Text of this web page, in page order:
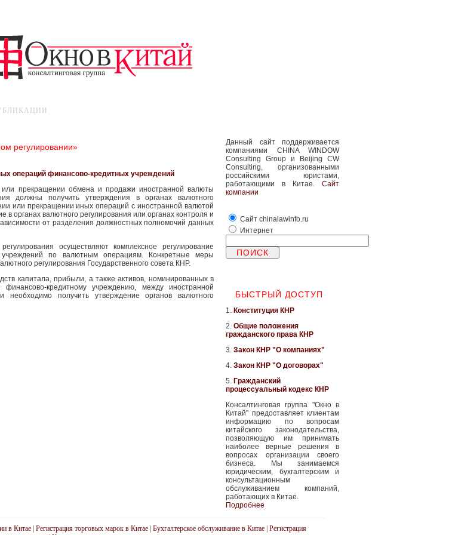
регулировании»
операций финансово-кредитных учреждений
прекращении обмена и продажи иностранной валюты
должны получить утверждения в органах валютного
или прекращении иных операций с иностранной валютой
в органах валютного регулирования или органах контроля и
от разделения должностных полномочий данных
осуществляют комплексное регулирование
учреждений по валютным операциям. Конкретные меры
регулирования Государственного совета КНР.
капитала, прибыли, а также активов, номинированных в
кредитному учреждению, между иностранной
получить утверждение органов валютного
Данный сайт поддерживается
компаниями CHINA WINDOW
Consulting Group и Beijing CW
Consulting, организованными
российскими юристами,
работающими в Китае. Сайт
компании
Сайт chinalawinfo.ru
Интернет
БЫСТРЫЙ ДОСТУП
1. Конституция КНР
2. Общие положения
гражданского права КНР
3. Закон КНР "О компаниях"
4. Закон КНР "О договорах"
5. Гражданский
процессуальный кодекс КНР
Консалтинговая группа "Окно в
Китай" предоставляет клиентам
информацию по вопросам
китайского законодательства,
позволяющую им принимать
наиболее верные решения в
вопросах организации своего
бизнеса. Мы занимаемся
юридическим, бухгалтерским и
консультационным
обслуживанием компаний,
работающих в Китае.
Подробнее
в Китае |Регистрация торговых марок в Китае |Бухгалтерское обслуживание в Китае |Регистрация